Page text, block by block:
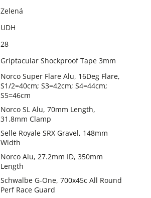
Zelená
UDH
28
Griptacular Shockproof Tape 3mm
Norco Super Flare Alu, 16Deg Flare,
S1/2=40cm; S3=42cm; S4=44cm;
S5=46cm
Norco SL Alu, 70mm Length,
31.8mm Clamp
Selle Royale SRX Gravel, 148mm
Width
Norco Alu, 27.2mm ID, 350mm
Length
Schwalbe G-One, 700x45c All Round
Perf Race Guard